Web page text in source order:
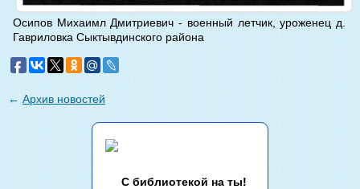
Осипов Михаимл Дмитриевич - военный летчик, уроженец д.
Гавриловка Сыктывдинского района
← Архив новостей
С библиотекой на ты!